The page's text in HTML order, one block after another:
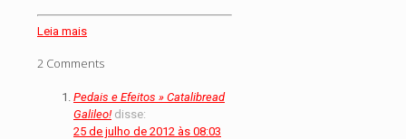
Leia mais
2 Comments
Pedais e Efeitos » Catalibread
Galileo! disse:
25 de julho de 2012 às 08:03